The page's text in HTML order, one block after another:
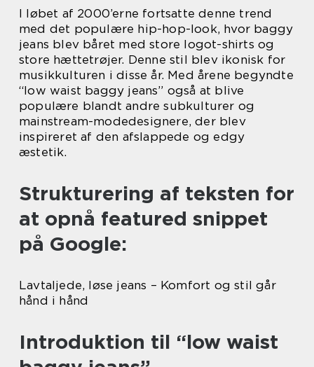
I løbet af 2000’erne fortsatte denne trend
med det populære hip-hop-look, hvor baggy
jeans blev båret med store logot-shirts og
store hættetrøjer. Denne stil blev ikonisk for
musikkulturen i disse år. Med årene begyndte
“low waist baggy jeans” også at blive
populære blandt andre subkulturer og
mainstream-modedesignere, der blev
inspireret af den afslappede og edgy
æstetik.
Strukturering af teksten for
at opnå featured snippet
på Google:
Lavtaljede, løse jeans – Komfort og stil går
hånd i hånd
Introduktion til “low waist